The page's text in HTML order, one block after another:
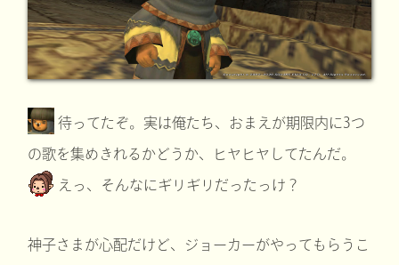
待ってたぞ。実は俺たち、おまえが期限内に3つ
の歌を集めきれるかどうか、ヒヤヒヤしてたんだ。
えっ、そんなにギリギリだったっけ？
神子さまが心配だけど、ジョーカーがやってもらうこ